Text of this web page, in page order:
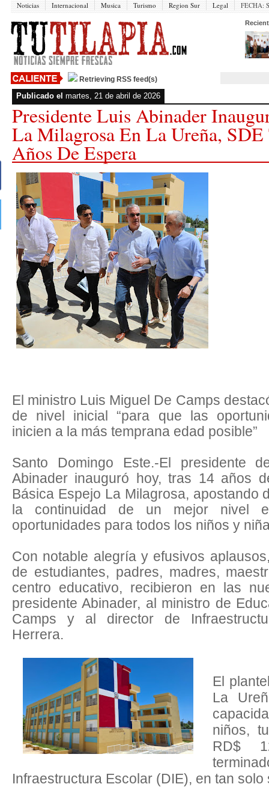
Noticias Internacional Musica Turismo Region Sur Legal FECHA:
Retrieving RSS feed(s)
Publicado el martes, 21 de abril de 2026
Presidente Luis Abinader
La Milagrosa En La Ureña, SDE
Años De Espera
El ministro Luis Miguel De Camps
de nivel inicial “para que las
inicien a la más temprana edad posible”
Santo Domingo Este.-El presidente
Abinader inauguró hoy, tras 14 años
Básica Espejo La Milagrosa, apostando
la continuidad de un mejor nivel
oportunidades para todos los niños y
Con notable alegría y efusivos
de estudiantes, padres, madres,
centro educativo, recibieron en las
presidente Abinader, al ministro de
Camps y al director de
Herrera.
El
La
niños,
RD$
Infraestructura Escolar (DIE), en tan solo